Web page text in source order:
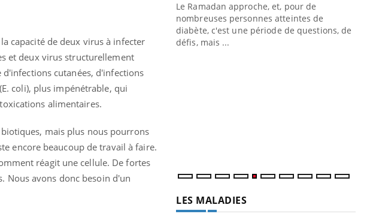
capacité de deux virus à infecter
et deux virus structurellement
cutanées, d'infections
coli), plus impénétrable, qui
alimentaires.
mais plus nous pourrons
encore beaucoup de travail à faire.
réagit une cellule. De fortes
Nous avons donc besoin d'un
activités en plein air… Nos mains
...
Le Ramadan approche, et, pour de
nombreuses personnes atteintes de
diabète, c'est une période de questions, de
défis, mais ...
LES MALADIES